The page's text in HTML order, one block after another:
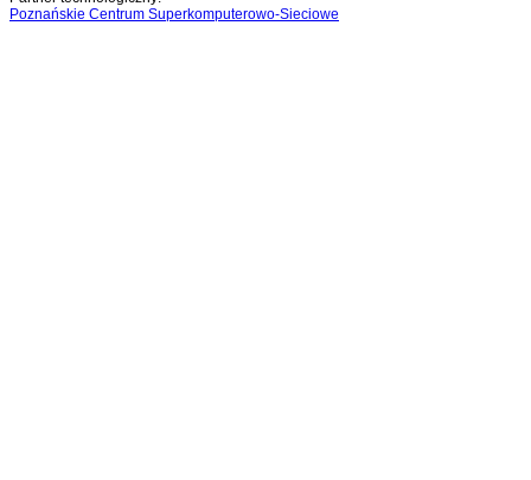
Poznańskie Centrum Superkomputerowo-Sieciowe